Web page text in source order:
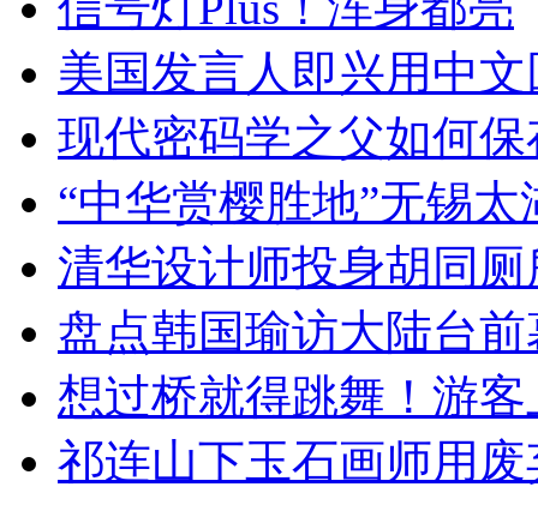
美国发言人即兴用中
现代密码学之父如何
“中华赏樱胜地”无锡
清华设计师投身胡同
盘点韩国瑜访大陆台
想过桥就得跳舞！游客
祁连山下玉石画师用